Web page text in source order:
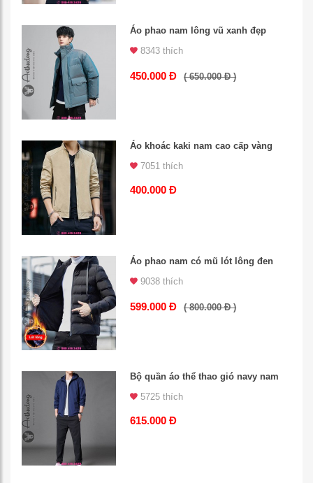
Áo phao nam lông vũ xanh đẹp
8343 thích
450.000 Đ ( 650.000 Đ )
Áo khoác kaki nam cao cấp vàng
7051 thích
400.000 Đ
Áo phao nam có mũ lót lông đen
9038 thích
599.000 Đ ( 800.000 Đ )
Bộ quần áo thể thao gió navy nam
5725 thích
615.000 Đ